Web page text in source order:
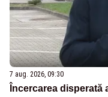
7 aug. 2026, 09:30
Încercarea disperată